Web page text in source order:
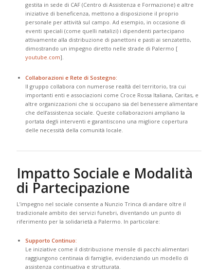
gestita in sede di CAF (Centro di Assistenza e Formazione) e altre
iniziative di beneficenza, mettono a disposizione il proprio
personale per attività sul campo. Ad esempio, in occasione di
eventi speciali (come quelli natalizi) i dipendenti partecipano
attivamente alla distribuzione di panettoni e pasti ai senzatetto,
dimostrando un impegno diretto nelle strade di Palermo [​
youtube.com].
Collaborazioni e Rete di Sostegno:
Il gruppo collabora con numerose realtà del territorio, tra cui
importanti enti e associazioni come Croce Rossa Italiana, Caritas, e
altre organizzazioni che si occupano sia del benessere alimentare
che dell’assistenza sociale. Queste collaborazioni ampliano la
portata degli interventi e garantiscono una migliore copertura
delle necessità della comunità locale.
Impatto Sociale e Modalità
di Partecipazione
L’impegno nel sociale consente a Nunzio Trinca di andare oltre il
tradizionale ambito dei servizi funebri, diventando un punto di
riferimento per la solidarietà a Palermo. In particolare:
Supporto Continuo:
Le iniziative come il distribuzione mensile di pacchi alimentari
raggiungono centinaia di famiglie, evidenziando un modello di
assistenza continuativa e strutturata.